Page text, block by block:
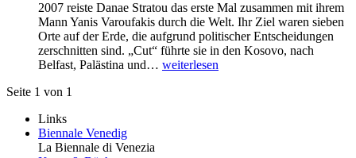
2007 reiste Danae Stratou das erste Mal zusammen mit ihrem
Mann Yanis Varoufakis durch die Welt. Ihr Ziel waren sieben
Orte auf der Erde, die aufgrund politischer Entscheidungen
zerschnitten sind. „Cut“ führte sie in den Kosovo, nach
Belfast, Palästina und… weiterlesen
Seite 1 von 1
Links
Biennale Venedig
La Biennale di Venezia